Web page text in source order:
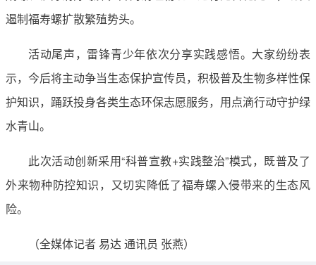
遏制福寿螺扩散繁殖势头。
活动尾声，雷锋青少年依次分享实践感悟。大家纷纷表
示，今后将主动争当生态保护宣传员，积极普及生物多样性保
护知识，踊跃投身各类生态环保志愿服务，用点滴行动守护绿
水青山。
此次活动创新采用“科普宣教+实践整治”模式，既普及了
外来物种防控知识，又切实降低了福寿螺入侵带来的生态风
险。
（全媒体记者 易达 通讯员 张燕）